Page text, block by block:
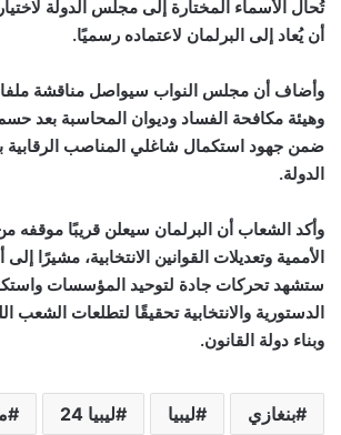
تُحال الأسماء المختارة إلى مجلس الدولة
أن يُعاد إلى البرلمان لاعتماده رسميًا.
وأضاف أن مجلس النواب سيواصل مناقشة ملفات
وهيئة مكافحة الفساد وديوان المحاسبة بعد
ضمن جهود استكمال شاغلي المناصب الرقابية
الدولة.
وأكد الشعاب أن البرلمان سيعلن قريبًا موقفه
الأممية وتعديلات القوانين الانتخابية، مشيرًا
ستشهد تحركات جادة لتوحيد المؤسسات
الدستورية والانتخابية تحقيقًا لتطلعات الشعب
وبناء دولة القانون.
بنغازي ليبيا ليبيا 24